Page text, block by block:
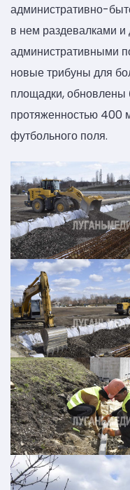
административно-
в нем раздевалками
административными
новые трибуны для
площадки, обновлены
протяженностью 400
футбольного поля.